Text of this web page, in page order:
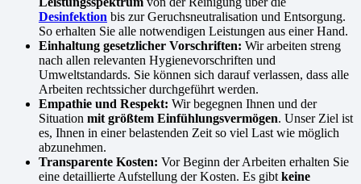
Desinfektion bis zur Geruchsneutralisation und Entsorgung.
So erhalten Sie alle notwendigen Leistungen aus einer Hand.
Einhaltung gesetzlicher Vorschriften: Wir arbeiten streng
nach allen relevanten Hygienevorschriften und
Umweltstandards. Sie können sich darauf verlassen, dass alle
Arbeiten rechtssicher durchgeführt werden.
Empathie und Respekt: Wir begegnen Ihnen und der
Situation mit größtem Einfühlungsvermögen. Unser Ziel ist
es, Ihnen in einer belastenden Zeit so viel Last wie möglich
abzunehmen.
Transparente Kosten: Vor Beginn der Arbeiten erhalten Sie
eine detaillierte Aufstellung der Kosten. Es gibt keine